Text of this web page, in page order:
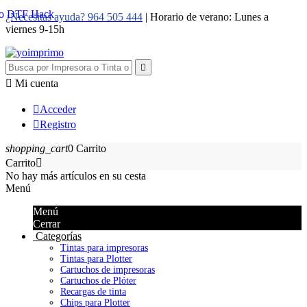
¿Necesitas ayuda? 964 505 444 | Horario de verano: Lunes a
viernes 9-15h

 Mi cuenta
Acceder
Registro
shopping_cart0 Carrito
Carrito
No hay más artículos en su cesta
Menú
Menú
Cerrar
Categorías
Tintas para impresoras
Tintas para Plotter
Cartuchos de impresoras
Cartuchos de Plóter
Recargas de tinta
Chips para Plotter